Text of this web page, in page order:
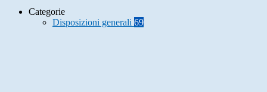
Categorie
Disposizioni generali 69